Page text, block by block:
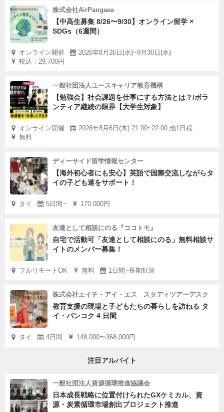
株式会社AirPangaea
【中高生募集 8/26〜9/30】オンライン留学 ×
SDGs（6週間）
オンライン開催
2026年8月26日(水)~9月30日(水)
税込：29,700円
一般社団法人ユースキャリア教育機構
【勉強会】社会課題を仕事にする方法とは？/ボラ
ンティア継続の限界【大学生対象】
オンライン開催
2026年8月6日(木) 21:00~22:00,他1日程
無料
ディーサイド留学情報センター
【海外初心者にも安心】英語で国際交流しながらタ
イの子ども達をサポート！
タイ 5日間~ 170,000円
友達として相談にのる『ココトモ』
自宅で活動可「友達として相談にのる」無料相談サ
イトのメンバー募集！
フルリモートOK 無料 1日間~長期歓迎
株式会社エイチ・アイ・エス スタディツアーデスク
教育支援の現場と子どもたちの暮らしを訪ねる タ
イ・バンコク 4 日間
タイ 4日間 148,000〜368,000円
注目アルバイト
一般社団法人資源循環推進協議会
日本成長戦略に位置付けられたGXケミカル、資
源・炭素循環市場創出プロジェクト推進